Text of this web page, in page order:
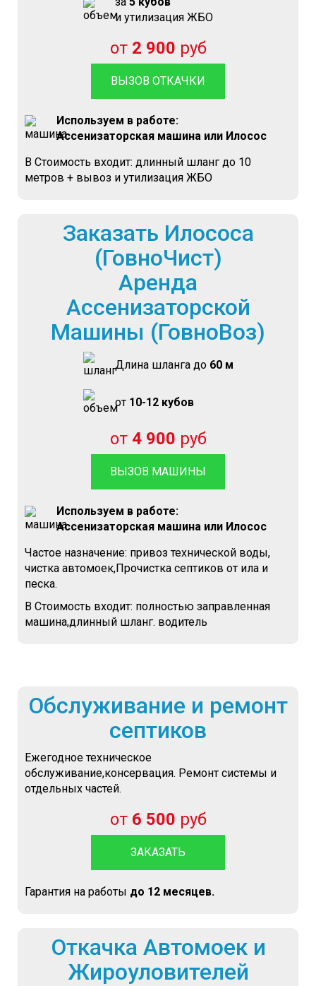
и утилизация ЖБО
от 2 900 руб
ВЫЗОВ ОТКАЧКИ
Используем в работе:
Ассенизаторская машина или Илосос
В Стоимость входит: длинный шланг до 10
метров + вывоз и утилизация ЖБО
Заказать Илососа
(ГовноЧист)
Аренда
Ассенизаторской
Машины (ГовноВоз)
Длина шланга до 60 м
от 10-12 кубов
от 4 900 руб
ВЫЗОВ МАШИНЫ
Используем в работе:
Ассенизаторская машина или Илосос
Частое назначение: привоз технической воды,
чистка автомоек,Прочистка септиков от ила и
песка.
В Стоимость входит: полностью заправленная
машина,длинный шланг. водитель
Обслуживание и ремонт
септиков
Ежегодное техническое
обслуживание,консервация. Ремонт системы и
отдельных частей.
от 6 500 руб
ЗАКАЗАТЬ
Гарантия на работы до 12 месяцев.
Откачка Автомоек и
Жироуловителей